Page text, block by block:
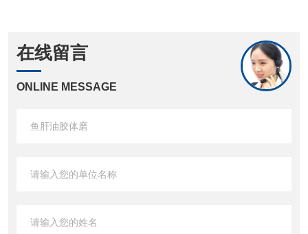
在线留言
ONLINE MESSAGE